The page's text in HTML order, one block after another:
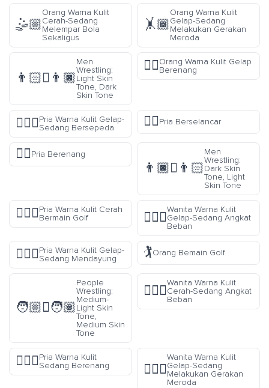
🤹🏼
Orang Warna Kulit
Cerah-Sedang
Melempar Bola
Sekaligus
🤸🏾
Orang Warna Kulit
Gelap-Sedang
Melakukan Gerakan
Meroda
👨🏻‍🫯‍👨🏿
Men
Wrestling:
Light Skin
Tone, Dark
Skin Tone
🏊🏿Orang Warna Kulit Gelap
Berenang
🚴🏾‍♂️Pria Warna Kulit Gelap-
Sedang Bersepeda
🏄‍♂️Pria Berselancar
🏊‍♂️Pria Berenang
👨🏿‍🫯‍👨🏻
Men
Wrestling:
Dark Skin
Tone, Light
Skin Tone
🏌🏻‍♂️Pria Warna Kulit Cerah
Bermain Golf
🏋🏾‍♀️
Wanita Warna Kulit
Gelap-Sedang Angkat
Beban
🚣🏾‍♂️Pria Warna Kulit Gelap-
Sedang Mendayung
🏌️Orang Bemain Golf
🧑🏼‍🫯‍🧑🏽
People
Wrestling:
Medium-
Light Skin
Tone,
Medium Skin
Tone
🏋🏼‍♀️
Wanita Warna Kulit
Cerah-Sedang Angkat
Beban
🏊🏽‍♂️Pria Warna Kulit
Sedang Berenang
🤸🏾‍♀️
Wanita Warna Kulit
Gelap-Sedang
Melakukan Gerakan
Meroda